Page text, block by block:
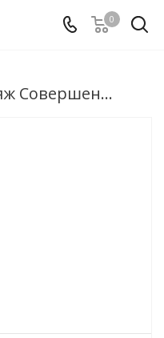
0
Мицеллярный демакияж Совершенная кожа 150мл